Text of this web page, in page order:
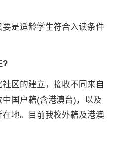
是适龄学生符合入读条件
?
区的建立，接收不同来自
国户籍(含港澳台)，以及
地。目前我校外籍及港澳